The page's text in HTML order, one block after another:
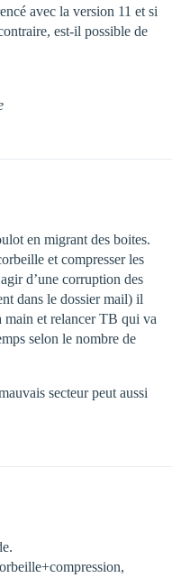
avec la version 11 et si
est-il possible de
en migrant des boites.
et compresser les
d’une corruption des
dans le dossier mail) il
et relancer TB qui va
selon le nombre de
secteur peut aussi